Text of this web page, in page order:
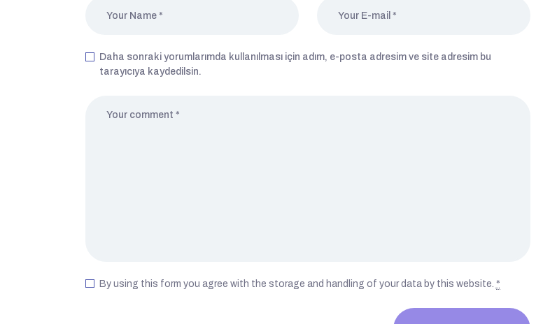
Daha sonraki yorumlarımda kullanılması için adım, e-posta adresim ve site adresim bu
tarayıcıya kaydedilsin.
By using this form you agree with the storage and handling of your data by this website. *